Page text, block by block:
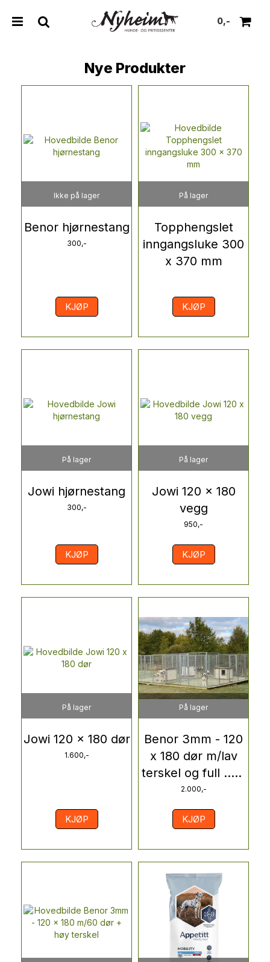
0,-
Nye Produkter
Ikke på lager
Benor hjørnestang
300,-
KJØP
På lager
Topphengslet
inngangsluke 300
x 370 mm
KJØP
På lager
Jowi hjørnestang
300,-
KJØP
På lager
Jowi 120 x 180
vegg
950,-
KJØP
På lager
Jowi 120 x 180 dør
1.600,-
KJØP
På lager
Benor 3mm - 120
x 180 dør m/lav
terskel og full .....
2.000,-
KJØP
Trykk ENTER for å søke